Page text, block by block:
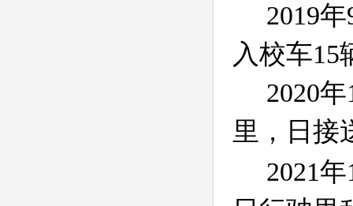
2019年
入校车15
2020年
里，日接
2021年